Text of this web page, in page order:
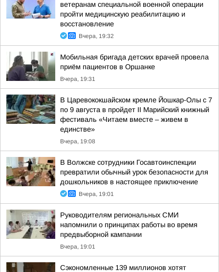
ветеранам специальной военной операции
пройти медицинскую реабилитацию и
восстановление
Вчера, 19:32
Мобильная бригада детских врачей провела
приём пациентов в Оршанке
Вчера, 19:31
В Царевококшайском кремле Йошкар-Олы с 7
по 9 августа в пройдет II Марийский книжный
фестиваль «Читаем вместе – живем в
единстве»
Вчера, 19:08
В Волжске сотрудники Госавтоинспекции
превратили обычный урок безопасности для
дошкольников в настоящее приключение
Вчера, 19:01
Руководителям региональных СМИ
напомнили о принципах работы во время
предвыборной кампании
Вчера, 19:01
Сэкономленные 139 миллионов хотят